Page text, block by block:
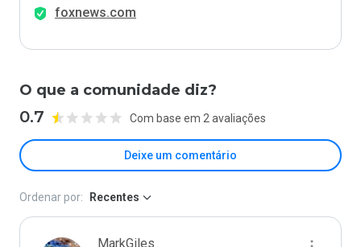
foxnews.com
O que a comunidade diz?
0.7 Com base em 2 avaliações
Deixe um comentário
Ordenar por: Recentes
MarkGiles